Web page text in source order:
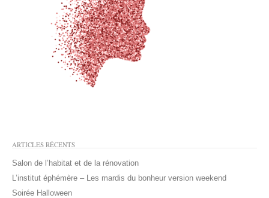
ARTICLES RÉCENTS
Salon de l’habitat et de la rénovation
L’institut éphémère – Les mardis du bonheur version weekend
Soirée Halloween